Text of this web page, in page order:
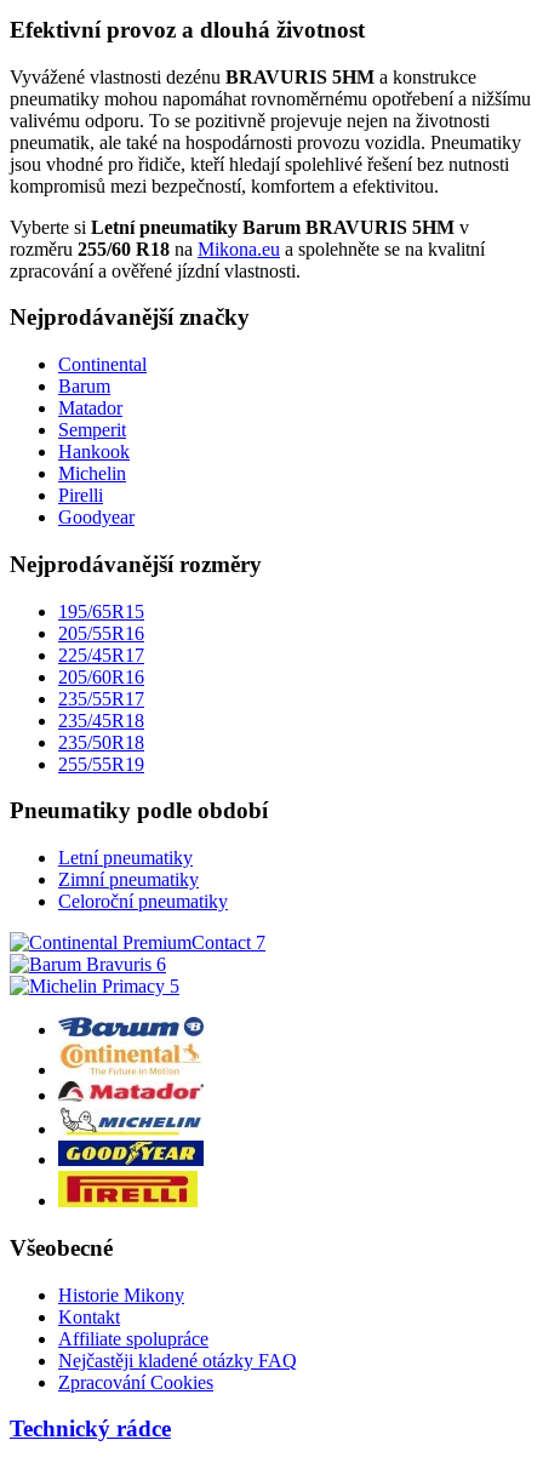
Efektivní provoz a dlouhá životnost
Vyvážené vlastnosti dezénu BRAVURIS 5HM a konstrukce
pneumatiky mohou napomáhat rovnoměrnému opotřebení a nižšímu
valivému odporu. To se pozitivně projevuje nejen na životnosti
pneumatik, ale také na hospodárnosti provozu vozidla. Pneumatiky
jsou vhodné pro řidiče, kteří hledají spolehlivé řešení bez nutnosti
kompromisů mezi bezpečností, komfortem a efektivitou.
Vyberte si Letní pneumatiky Barum BRAVURIS 5HM v
rozměru 255/60 R18 na Mikona.eu a spolehněte se na kvalitní
zpracování a ověřené jízdní vlastnosti.
Nejprodávanější značky
Continental
Barum
Matador
Semperit
Hankook
Michelin
Pirelli
Goodyear
Nejprodávanější rozměry
195/65R15
205/55R16
225/45R17
205/60R16
235/55R17
235/45R18
235/50R18
255/55R19
Pneumatiky podle období
Letní pneumatiky
Zimní pneumatiky
Celoroční pneumatiky
Všeobecné
Historie Mikony
Kontakt
Affiliate spolupráce
Nejčastěji kladené otázky FAQ
Zpracování Cookies
Technický rádce